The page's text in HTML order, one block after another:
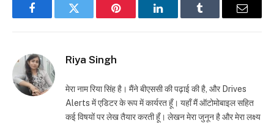
FacebookTwitter Pinterest LinkedInTumblr Email
Riya Singh
मेरा नाम रिया सिंह है। मैंने बीएससी की पढ़ाई की है, और Drives
Alerts में एडिटर के रूप में कार्यरत हूँ। यहाँ मैं ऑटोमोबाइल सहित
कई विषयों पर लेख तैयार करती हूँ। लेखन मेरा जुनून है और मेरा लक्ष्य